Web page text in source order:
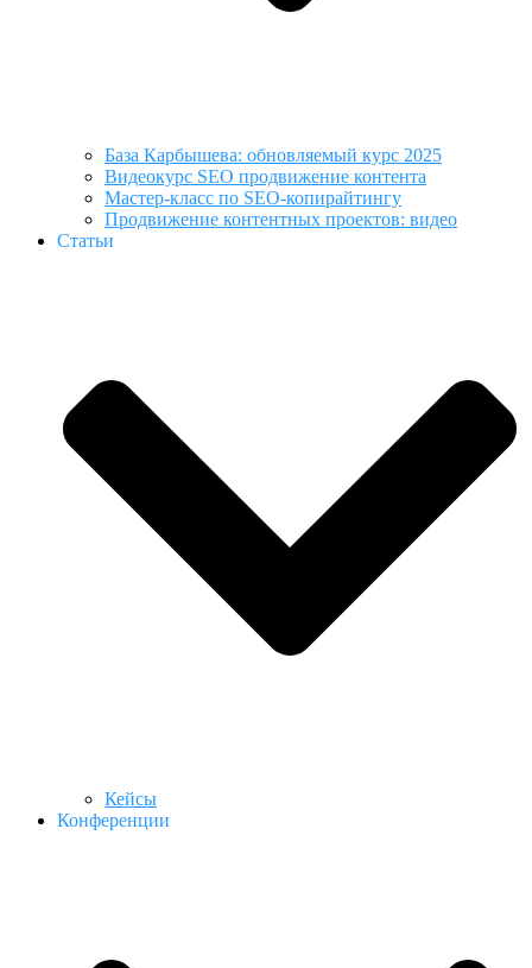
База Карбышева: обновляемый курс 2025
Видеокурс SEO продвижение контента
Мастер-класс по SEO-копирайтингу
Продвижение контентных проектов: видео
Статьи
Кейсы
Конференции